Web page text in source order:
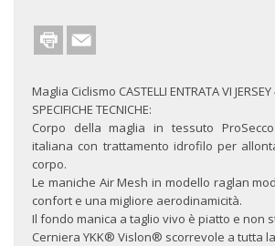
Maglia Ciclismo CASTELLI ENTRATA VI
SPECIFICHE TECNICHE:
Corpo della maglia in tessuto
italiana con trattamento idrofilo per
corpo.
Le maniche Air Mesh in modello raglan
confort e una migliore aerodinamicità.
Il fondo manica a taglio vivo è piatto e non
Cerniera YKK® Vislon® scorrevole a tutta